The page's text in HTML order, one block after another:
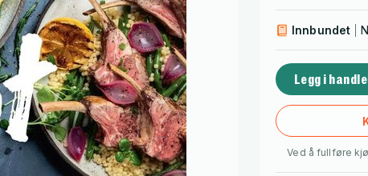
Innbundet
Legg i
Ved å fullføre